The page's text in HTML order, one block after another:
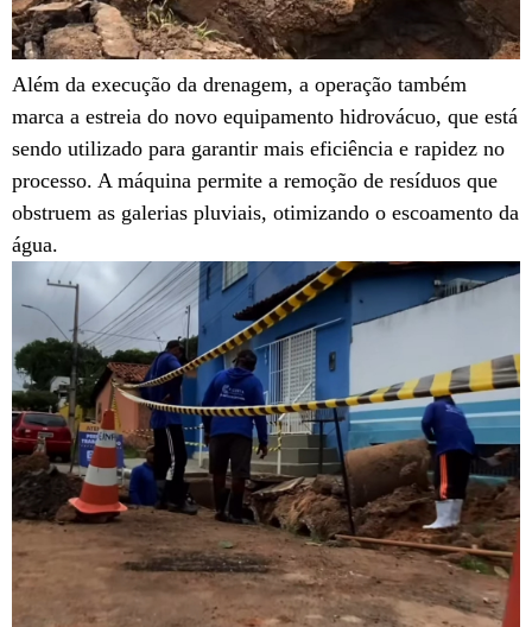
Além da execução da drenagem, a operação também
marca a estreia do novo equipamento hidrovácuo, que está
sendo utilizado para garantir mais eficiência e rapidez no
processo. A máquina permite a remoção de resíduos que
obstruem as galerias pluviais, otimizando o escoamento da
água.